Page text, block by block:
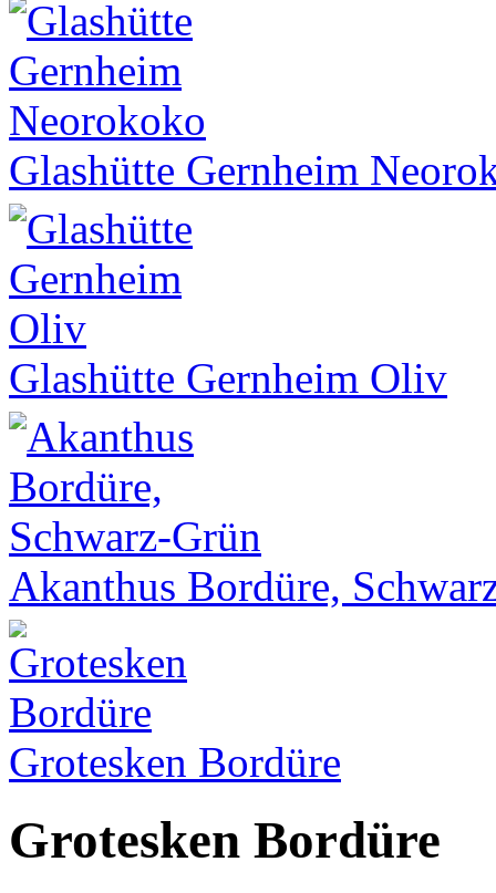
Glashütte Gernheim
Glashütte Gernheim Oliv
Akanthus Bordüre,
Grotesken Bordüre
Grotesken Bordüre